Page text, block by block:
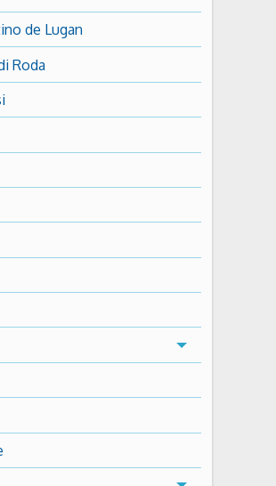
de Lugan
Roda